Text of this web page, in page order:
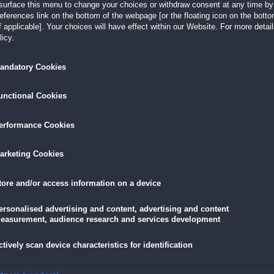
nach der Jungfernfahrt der
die Titanic II, ein getreuer Nachbau
von 28 Mitgliedern
Genre: Wimmelbild
Größe: 75.3 MB
Mondschein
Light)
Katrina zwar schon erstaunliche
war selbst sie nicht vorbereitet: Ihr...
in Time)
ist wieder da! Dieses Mal muss er die
seines besten Freundes
Größe: 144.4 MB
this menu to change your choices or withdraw consent at any time
link on the bottom of the webpage [or the floating icon on the
applicable]. Your choices will have effect within our Website. For more
Cookies
Cookies
Cookies
Cookies
and/or access information on a device
advertising and content, advertising and content
audience research and services development
scan device characteristics for identification